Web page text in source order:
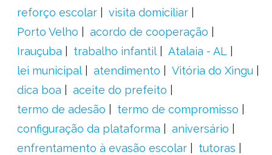
reforço escolar
visita domiciliar
Porto Velho
acordo de cooperação
Irauçuba
trabalho infantil
Atalaia - AL
lei municipal
atendimento
Vitória do Xingu
dica boa
aceite do prefeito
termo de adesão
termo de compromisso
configuração da plataforma
aniversário
enfrentamento à evasão escolar
tutoras